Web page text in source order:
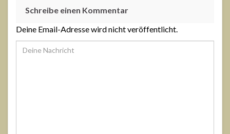
Schreibe einen Kommentar
Deine Email-Adresse wird nicht veröffentlicht.